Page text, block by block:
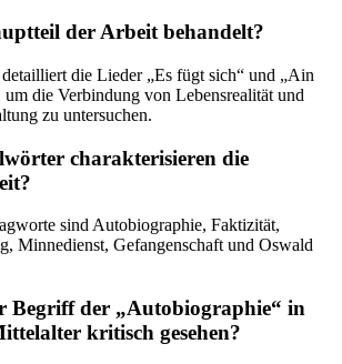
der Arbeit behandelt?
die Lieder „Es fügt sich“ und „Ain
um die Verbindung von Lebensrealität und
zu untersuchen.
charakterisieren die
sind Autobiographie, Faktizität,
Minnedienst, Gefangenschaft und Oswald
Begriff der „Autobiographie“ in
kritisch gesehen?